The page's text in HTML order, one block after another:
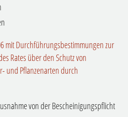
mit Durchführungsbestimmungen zur
Rates über den Schutz von
und Pflanzenarten durch
von der Bescheinigungspflicht